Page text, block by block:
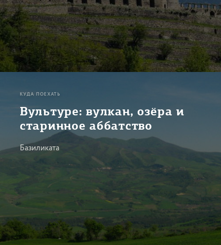
КУДА ПОЕХАТЬ
Вультуре: вулкан, озёра и
старинное аббатство
Базиликата